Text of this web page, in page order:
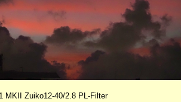
MKII Zuiko12-40/2.8 PL-Filter